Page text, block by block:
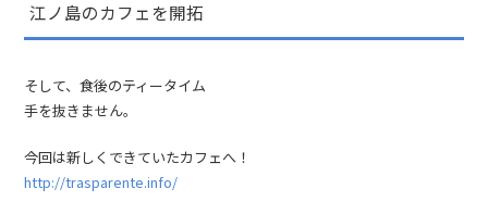
江ノ島のカフェを開拓
そして、食後のティータイム
手を抜きません。
今回は新しくできていたカフェへ！
http://trasparente.info/